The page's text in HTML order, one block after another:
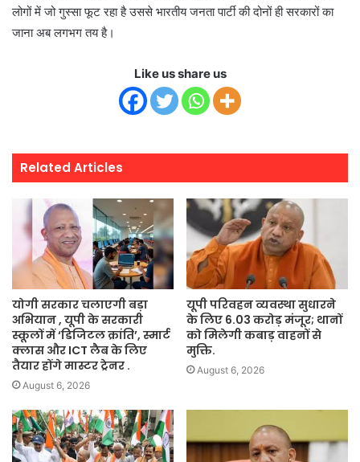
लोगों में जो गुस्सा फूट रहा है उससे भारतीय जनता पार्टी की दोनों ही सरकारों का
जाना अब लगभग तय है।
Like us share us
Related Articles
योगी सरकार चलाएगी बड़ा
अभियान , यूपी के सरकारी
स्कूलों में ‘डिजिटल क्रांति’, स्मार्ट
क्लास और ICT लैब के लिए
तैयार होंगे मास्टर ट्रेनर .
August 6, 2026
यूपी परिवहन व्यवस्था सुधारने
के लिए 6.03 करोड़ मंजूर; थानों
को मिलेगी कबाड़ वाहनों से
मुक्ति.
August 6, 2026